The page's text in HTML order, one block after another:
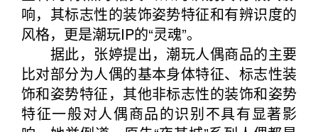
响，其标志性的装饰姿势特征和有辨识度的
风格，更是潮玩IP的“灵魂”。
据此，张婷提出，潮玩人偶商品的主要
比对部分为人偶的基本身体特征、标志性装
饰和姿势特征，其他非标志性的装饰和姿势
特征一般对人偶商品的识别不具有显著影